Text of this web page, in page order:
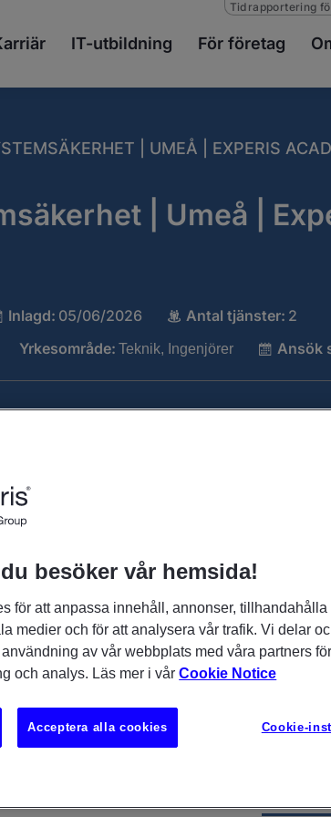
IT-utbildning För företag
Tidrapportering
| UMEÅ | EXPERIS
| Umeå |
Inlagd: 05/06/2026 Antal tjänster: 2
Yrkesområde: Teknik, Ingenjörer Ansök
med avancerade
inom
Academy får du
och genomförs på
följer en 12
hos vår
du får utvecklas vidare
praktiken.
besöker vår hemsida!
för att anpassa innehåll, annonser, tillhandahålla
medier och för att analysera vår trafik. Vi delar
av vår webbplats med våra partners
och analys. Läs mer i vårCookie Notice
Cookie-
Acceptera alla cookies